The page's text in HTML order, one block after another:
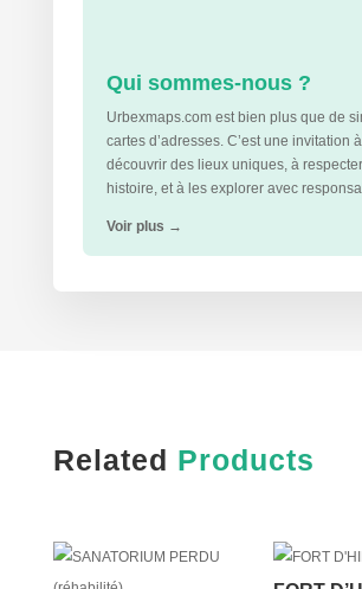
Qui sommes-nous ?
Urbexmaps.com est bien plus que de
cartes d’adresses. C’est une invitation à
découvrir des lieux uniques, à
histoire, et à les explorer avec
Voir plus →
Related Products